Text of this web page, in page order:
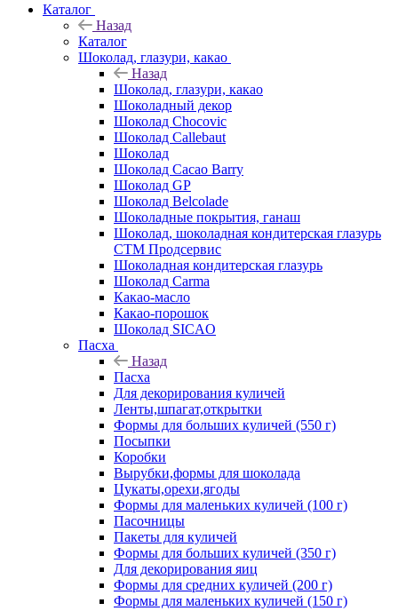
Каталог
Назад
Каталог
Шоколад, глазури, какао
Назад
Шоколад, глазури, какао
Шоколадный декор
Шоколад Chocovic
Шоколад Callebaut
Шоколад
Шоколад Cacao Barry
Шоколад GP
Шоколад Belcolade
Шоколадные покрытия, ганаш
Шоколад, шоколадная кондитерская глазурь
СТМ Продсервис
Шоколадная кондитерская глазурь
Шоколад Carma
Какао-масло
Какао-порошок
Шоколад SICAO
Пасха
Назад
Пасха
Для декорирования куличей
Ленты,шпагат,открытки
Формы для больших куличей (550 г)
Посыпки
Коробки
Вырубки,формы для шоколада
Цукаты,орехи,ягоды
Формы для маленьких куличей (100 г)
Пасочницы
Пакеты для куличей
Формы для больших куличей (350 г)
Для декорирования яиц
Формы для средних куличей (200 г)
Формы для маленьких куличей (150 г)